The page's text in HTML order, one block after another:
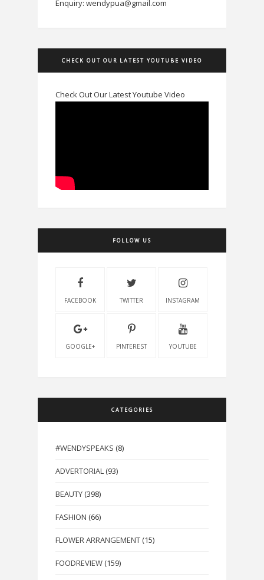
Enquiry: wendypua@gmail.com
CHECK OUT OUR LATEST YOUTUBE VIDEO
Check Out Our Latest Youtube Video
FOLLOW US
FACEBOOK TWITTER INSTAGRAM
GOOGLE+ PINTEREST YOUTUBE
CATEGORIES
#WENDYSPEAKS (8)
ADVERTORIAL (93)
BEAUTY (398)
FASHION (66)
FLOWER ARRANGEMENT (15)
FOODREVIEW (159)